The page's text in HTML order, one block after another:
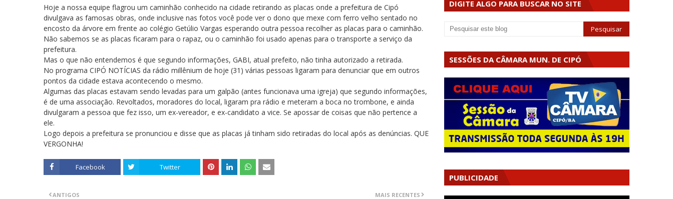
Hoje a nossa equipe flagrou um caminhão conhecido na cidade retirando as placas onde a prefeitura de Cipó
divulgava as famosas obras, onde inclusive nas fotos você pode ver o dono que mexe com ferro velho sentado no
encosto da árvore em frente ao colégio Getúlio Vargas esperando outra pessoa recolher as placas para o caminhão.
Não sabemos se as placas ficaram para o rapaz, ou o caminhão foi usado apenas para o transporte a serviço da
prefeitura.
Mas o que não entendemos é que segundo informações, GABI, atual prefeito, não tinha autorizado a retirada.
No programa CIPÓ NOTÍCIAS da rádio millênium de hoje (31) várias pessoas ligaram para denunciar que em outros
pontos da cidade estava acontecendo o mesmo.
Algumas das placas estavam sendo levadas para um galpão (antes funcionava uma igreja) que segundo informações,
é de uma associação. Revoltados, moradores do local, ligaram pra rádio e meteram a boca no trombone, e ainda
divulgaram a pessoa que fez isso, um ex-vereador, e ex-candidato a vice. Se apossar de coisas que não pertence a
ele.
Logo depois a prefeitura se pronunciou e disse que as placas já tinham sido retiradas do local após as denúncias. QUE
VERGONHA!
Facebook Twitter
MAIS RECENTES
ANTIGOS
DIGITE ALGO PARA BUSCAR NO SITE
SESSÕES DA CÂMARA MUN. DE CIPÓ
PUBLICIDADE